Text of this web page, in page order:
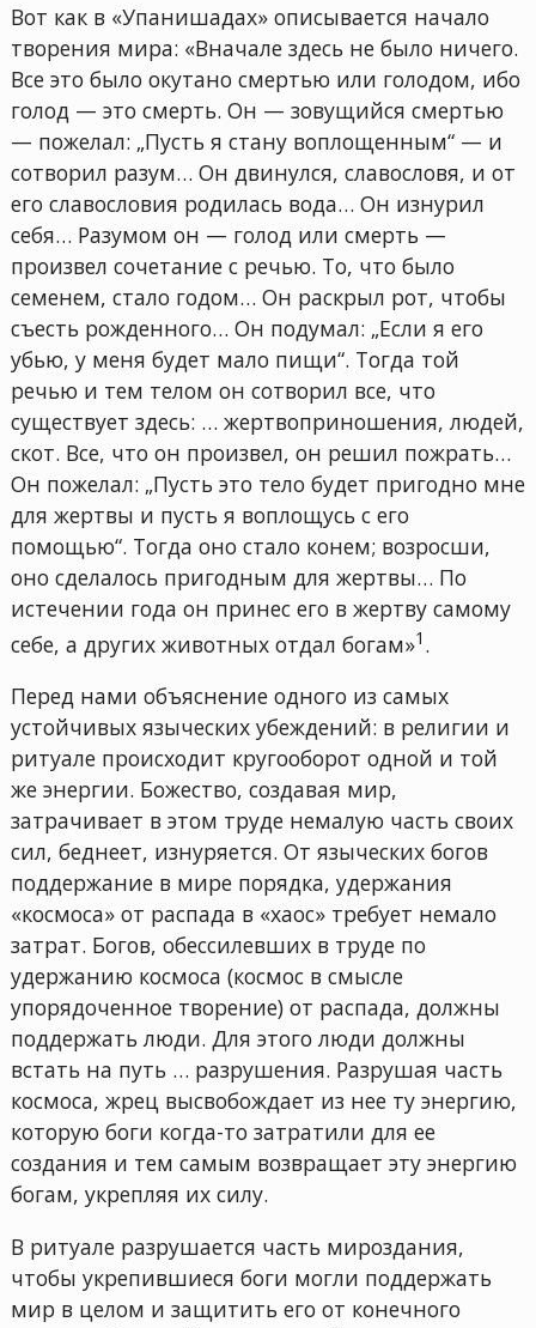
Вот как в «Упанишадах» описывается начало
творения мира: «Вначале здесь не было ничего.
Все это было окутано смертью или голодом, ибо
голод — это смерть. Он — зовущийся смертью
— пожелал: „Пусть я стану воплощенным“ — и
сотворил разум… Он двинулся, славословя, и от
его славословия родилась вода… Он изнурил
себя… Разумом он — голод или смерть —
произвел сочетание с речью. То, что было
семенем, стало годом… Он раскрыл рот, чтобы
съесть рожденного… Он подумал: „Если я его
убью, у меня будет мало пищи“. Тогда той
речью и тем телом он сотворил все, что
существует здесь: … жертвоприношения, людей,
скот. Все, что он произвел, он решил пожрать…
Он пожелал: „Пусть это тело будет пригодно мне
для жертвы и пусть я воплощусь с его
помощью“. Тогда оно стало конем; возросши,
оно сделалось пригодным для жертвы… По
истечении года он принес его в жертву самому
себе, а других животных отдал богам»1 .
Перед нами объяснение одного из самых
устойчивых языческих убеждений: в религии и
ритуале происходит кругооборот одной и той
же энергии. Божество, создавая мир,
затрачивает в этом труде немалую часть своих
сил, беднеет, изнуряется. От языческих богов
поддержание в мире порядка, удержания
«космоса» от распада в «хаос» требует немало
затрат. Богов, обессилевших в труде по
удержанию космоса (космос в смысле
упорядоченное творение) от распада, должны
поддержать люди. Для этого люди должны
встать на путь … разрушения. Разрушая часть
космоса, жрец высвобождает из нее ту энергию,
которую боги когда-то затратили для ее
создания и тем самым возвращает эту энергию
богам, укрепляя их силу.
В ритуале разрушается часть мироздания,
чтобы укрепившиеся боги могли поддержать
мир в целом и защитить его от конечного